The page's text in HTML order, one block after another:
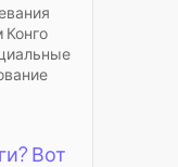
Конго
Вот